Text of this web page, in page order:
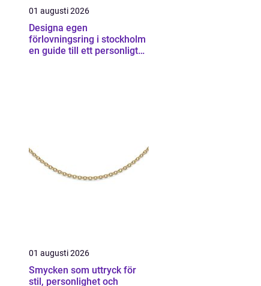
01 augusti 2026
Designa egen
förlovningsring i stockholm
en guide till ett personligt
01 augusti 2026
Smycken som uttryck för
stil, personlighet och